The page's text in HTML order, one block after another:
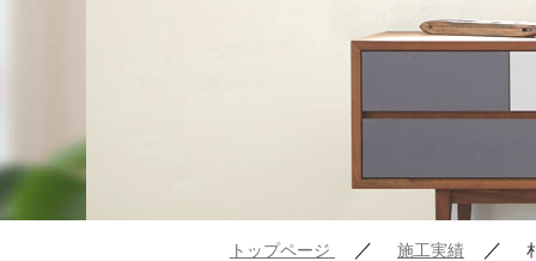
トップページ ／ 施工実績 ／